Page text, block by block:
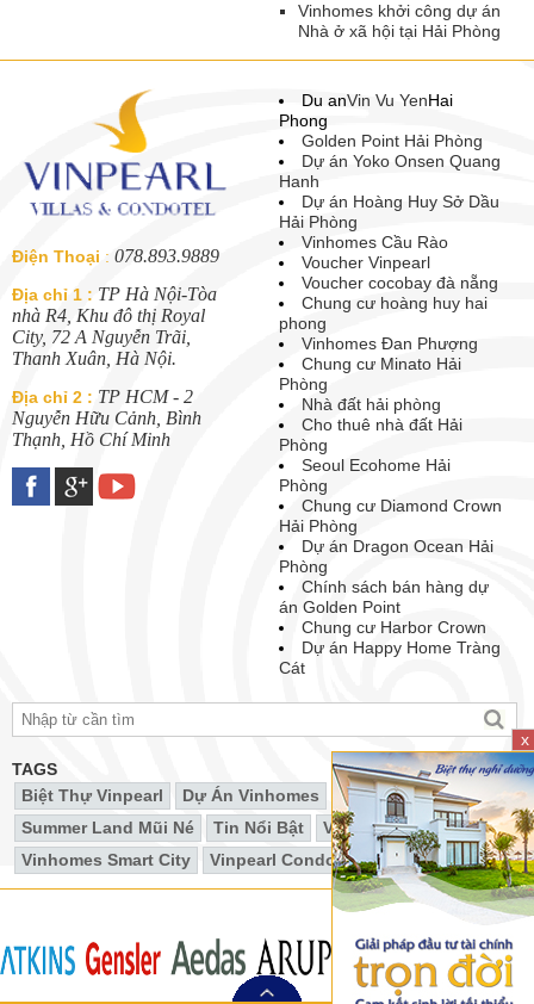
Vinhomes khởi công dự án
Nhà ở xã hội tại Hải Phòng
Điện Thoại : 078.893.9889
Địa chỉ 1 : TP Hà Nội-Tòa
nhà R4, Khu đô thị Royal
City, 72 A Nguyễn Trãi,
Thanh Xuân, Hà Nội.
Địa chỉ 2 : TP HCM - 2
Nguyễn Hữu Cảnh, Bình
Thạnh, Hồ Chí Minh
Du anVin Vu YenHai
Phong
Golden Point Hải Phòng
Dự án Yoko Onsen Quang
Hanh
Dự án Hoàng Huy Sở Dầu
Hải Phòng
Vinhomes Cầu Rào
Voucher Vinpearl
Voucher cocobay đà nẵng
Chung cư hoàng huy hai
phong
Vinhomes Đan Phượng
Chung cư Minato Hải
Phòng
Nhà đất hải phòng
Cho thuê nhà đất Hải
Phòng
Seoul Ecohome Hải
Phòng
Chung cư Diamond Crown
Hải Phòng
Dự án Dragon Ocean Hải
Phòng
Chính sách bán hàng dự
án Golden Point
Chung cư Harbor Crown
Dự án Happy Home Tràng
Cát
TAGS
Biệt Thự Vinpearl
Dự Án Vinhomes
Summer Land Mũi Né
Tin Nổi Bật
Vincity
Vinhomes Smart City
Vinpearl Condotel
x